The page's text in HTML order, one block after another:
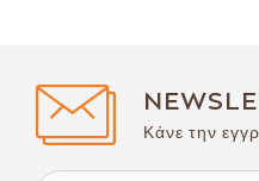
Κάνε την